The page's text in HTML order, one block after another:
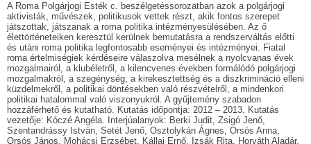
A Roma Polgárjogi Esték c. beszélgetéssorozatban azok a polgárjogi
aktivisták, művészek, politikusok vettek részt, akik fontos szerepet
játszottak, játszanak a roma politika intézményesülésében. Az ő
élettörténeteiken keresztül kerülnek bemutatásra a rendszerváltás előtti
és utáni roma politika legfontosabb eseményei és intézményei. Fiatal
roma értelmiségiek kérdéseire válaszolva mesélnek a nyolcvanas évek
mozgalmairól, a klubéletről, a kilencvenes években formálódó polgárjogi
mozgalmakról, a szegénység, a kirekesztettség és a diszkrimináció elleni
küzdelmekről, a politikai döntésekben való részvételről, a mindenkori
politikai hatalommal való viszonyukról. A gyűjtemény szabadon
hozzáférhető és kutatható. Kutatás időpontja: 2012 – 2013. Kutatás
vezetője: Kóczé Angéla. Interjúalanyok: Berki Judit, Zsigó Jenő,
Szentandrássy István, Setét Jenő, Osztolykán Ágnes, Orsós Anna,
Orsós János, Mohácsi Erzsébet, Kállai Ernő, Izsák Rita, Horváth Aladár,